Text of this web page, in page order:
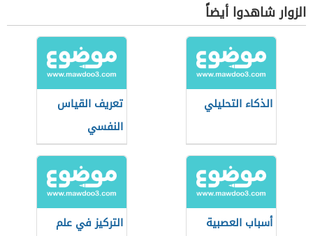
الزوار شاهدوا أيضاً
الذكاء التحليلي
تعريف القياس
النفسي
أسباب العصبية التركيز في علم